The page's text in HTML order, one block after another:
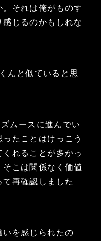
それは俺がものす
じるのかもしれな
んと似ていると思
ムースに進んでい
たことはけっこう
れることが多かっ
こは関係なく価値
再確認しました
を感じられたの